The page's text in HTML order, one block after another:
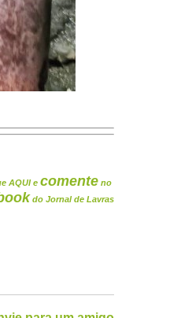
AQUI e comente no
do Jornal de Lavras